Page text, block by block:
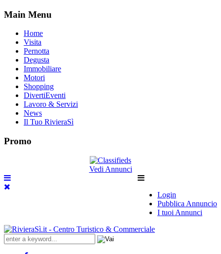
Main Menu
Home
Visita
Pernotta
Degusta
Immobiliare
Motori
Shopping
DivertiEventi
Lavoro & Servizi
News
Il Tuo RivieraSì
Promo
Vedi Annunci
Login
Pubblica Annuncio
I tuoi Annunci